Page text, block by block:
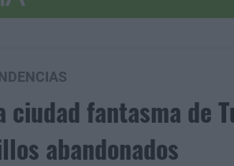
ciudad fantasma de
abandonados